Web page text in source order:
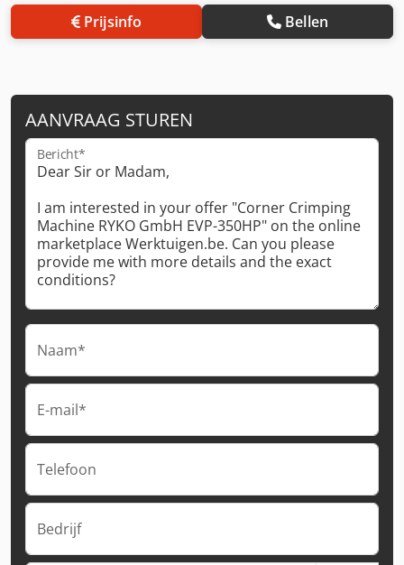
Prijsinfo Bellen
AANVRAAG STUREN
Bericht*
Naam*
E-mail*
Telefoon
Bedrijf